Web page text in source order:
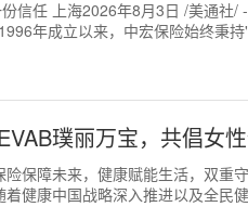
信任 上海2026年8月3日 /美通社
年成立以来，中宏保险始终秉
璞丽万宝，共倡女
保障未来，健康赋能生活，双重
健康中国战略深入推进以及全民